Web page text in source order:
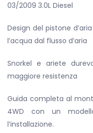
03/2009 3.0L Diesel
Design del pistone
l’acqua dal flusso d’aria
Snorkel e ariete
maggiore resistenza
Guida completa al
4WD con un
l’installazione.